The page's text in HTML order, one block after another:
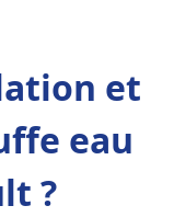
et
eau
?